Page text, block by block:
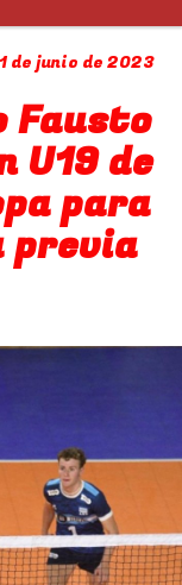
de junio de 2023
Fausto
U19 de
para
previa